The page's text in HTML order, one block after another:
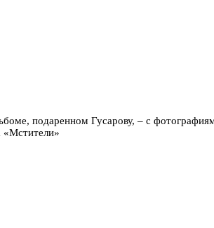
подаренном Гусарову, – с
«Мстители»